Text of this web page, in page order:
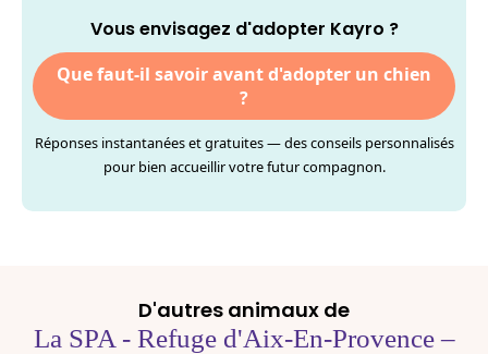
Vous envisagez d'adopter Kayro ?
Que faut-il savoir avant d'adopter un chien
?
Réponses instantanées et gratuites — des conseils personnalisés
pour bien accueillir votre futur compagnon.
D'autres animaux de
La SPA - Refuge d'Aix-En-Provence –